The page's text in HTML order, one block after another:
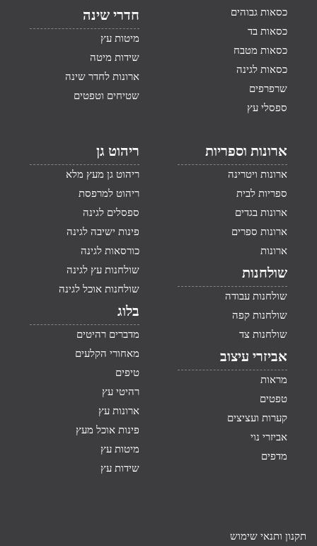
כסאות גבוהים
כסאות בד
כסאות מטבח
כסאות לגינה
שרפרפים
ספסלי עץ
חדרי שינה
מיטות עץ
שידות מיטה
ארונות לחדר שינה
שטיחים וטפטים
ארונות וספריות
ארונות ויטרינה
ספריות לבית
ארונות בגדים
ארונות ספרים
ארונות
שולחנות
שולחנות עבודה
שולחנות קפה
שולחנות צד
אביזרי עיצוב
מראות
טפטים
קערות ועציצים
אביזרי נוי
מדפים
ריהוט גן
ריהוט גן מעץ מלא
ריהוט למרפסת
ספסלים לגינה
פינות ישיבה לגינה
כורסאות לגינה
שולחנות עץ לגינה
שולחנות אוכל לגינה
בלוג
מדברים רהיטים
מאחורי הקלעים
טיפים
רהיטי עץ
ארונות עץ
פינות אוכל מעץ
מיטות עץ
שידות עץ
תקנון ותנאי שימוש